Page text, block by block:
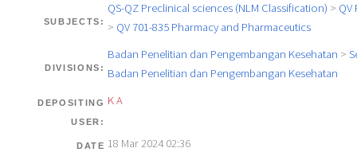
SUBJECTS:
QS-QZ Preclinical sciences (NLM Classification) >
> QV 701-835 Pharmacy and Pharmaceutics
DIVISIONS:
Badan Penelitian dan Pengembangan Kesehatan >
Badan Penelitian dan Pengembangan Kesehatan
DEPOSITING
USER:
K A
DATE 18 Mar 2024 02:36